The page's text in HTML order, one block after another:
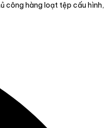
công hàng loạt tệp cấu hình,